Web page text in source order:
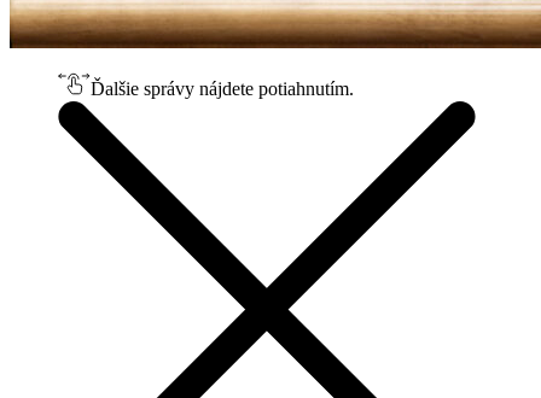
Ďalšie správy nájdete potiahnutím.